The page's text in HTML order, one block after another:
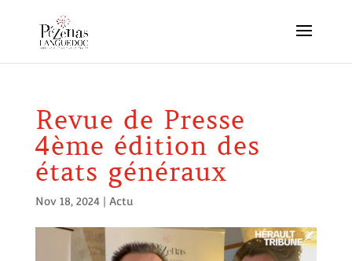
Revue de Presse
4ème édition des
états généraux
Nov 18, 2024| Actu